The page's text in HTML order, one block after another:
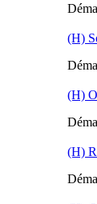
(H)
(H)
(H)